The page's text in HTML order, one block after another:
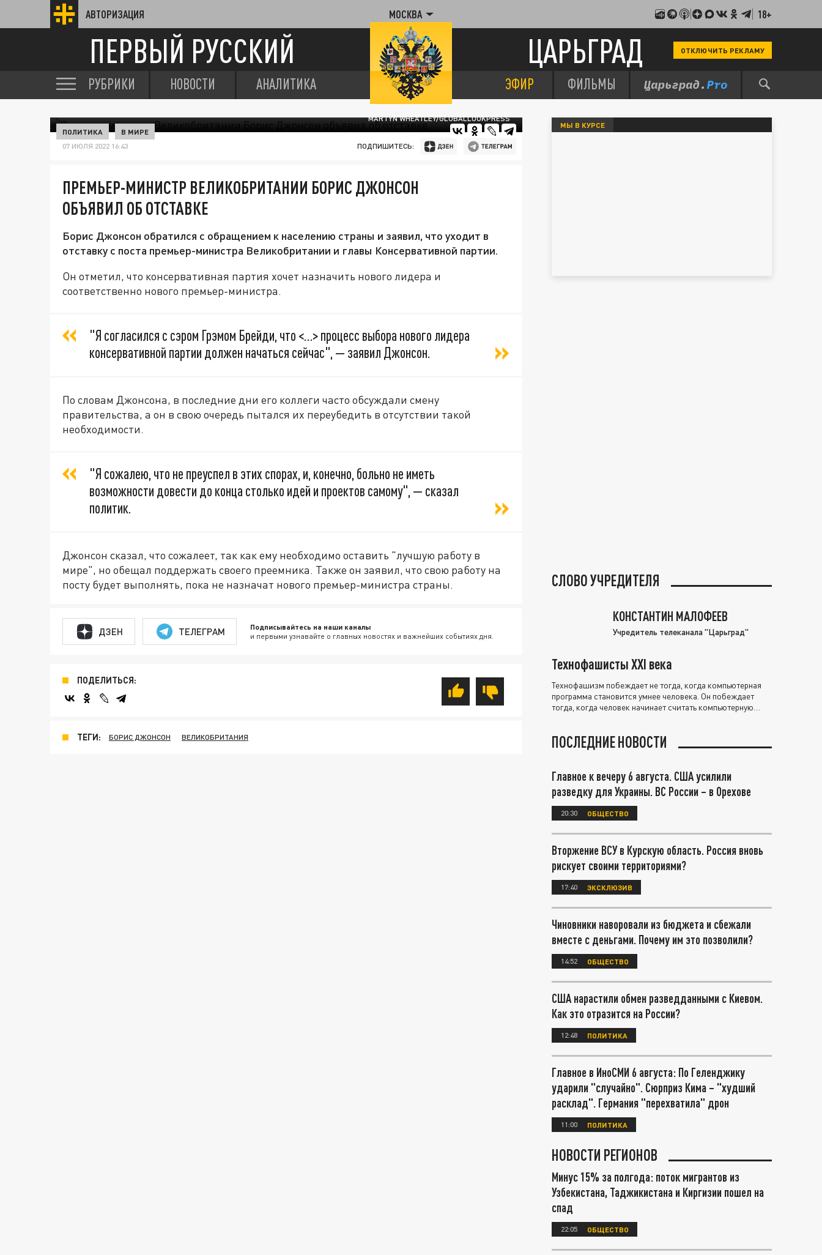
АВТОРИЗАЦИЯ МОСКВА 18+
ПЕРВЫЙ РУССКИЙ ЦАРЬГРАД ОТКЛЮЧИТЬ РЕКЛАМУ
РУБРИКИ НОВОСТИ АНАЛИТИКА ЭФИР ФИЛЬМЫ
MARTYN WHEATLEY/GLOBALLOOKPRESS
ПОЛИТИКА В МИРЕ
07 ИЮЛЯ 2022 16:43 ПОДПИШИТЕСЬ:
ПРЕМЬЕР-МИНИСТР ВЕЛИКОБРИТАНИИ БОРИС ДЖОНСОН
ОБЪЯВИЛ ОБ ОТСТАВКЕ
Борис Джонсон обратился с обращением к населению страны и заявил, что уходит в
отставку с поста премьер-министра Великобритании и главы Консервативной партии.
Он отметил, что консервативная партия хочет назначить нового лидера и
соответственно нового премьер-министра.
"Я согласился с сэром Грэмом Брейди, что <…> процесс выбора нового лидера
консервативной партии должен начаться сейчас", — заявил Джонсон.
По словам Джонсона, в последние дни его коллеги часто обсуждали смену
правительства, а он в свою очередь пытался их переубедить в отсутствии такой
необходимости.
"Я сожалею, что не преуспел в этих спорах, и, конечно, больно не иметь
возможности довести до конца столько идей и проектов самому", — сказал
политик.
Джонсон сказал, что сожалеет, так как ему необходимо оставить "лучшую работу в
мире", но обещал поддержать своего преемника. Также он заявил, что свою работу на
посту будет выполнять, пока не назначат нового премьер-министра страны.
ДЗЕН ТЕЛЕГРАМ Подписывайтесь на наши каналы
и первыми узнавайте о главных новостях и важнейших событиях дня.
ПОДЕЛИТЬСЯ:
ТЕГИ: БОРИС ДЖОНСОН ВЕЛИКОБРИТАНИЯ
МЫ В КУРСЕ
СЛОВО УЧРЕДИТЕЛЯ
КОНСТАНТИН МАЛОФЕЕВ
Учредитель телеканала "Царьград"
Технофашисты XXI века
Технофашизм побеждает не тогда, когда компьютерная
программа становится умнее человека. Он побеждает
тогда, когда человек начинает считать компьютерную
ПОСЛЕДНИЕ НОВОСТИ
Главное к вечеру 6 августа. США усилили
разведку для Украины. ВС России – в Орехове
20:30 ОБЩЕСТВО
Вторжение ВСУ в Курскую область. Россия вновь
рискует своими территориями?
17:40 ЭКСКЛЮЗИВ
Чиновники наворовали из бюджета и сбежали
вместе с деньгами. Почему им это позволили?
14:52 ОБЩЕСТВО
США нарастили обмен разведданными с Киевом.
Как это отразится на России?
12:48 ПОЛИТИКА
Главное в ИноСМИ 6 августа: По Геленджику
ударили "случайно". Сюрприз Кима – "худший
расклад". Германия "перехватила" дрон
11:00 ПОЛИТИКА
НОВОСТИ РЕГИОНОВ
Минус 15% за полгода: поток мигрантов из
Узбекистана, Таджикистана и Киргизии пошел на
спад
22:05 ОБЩЕСТВО